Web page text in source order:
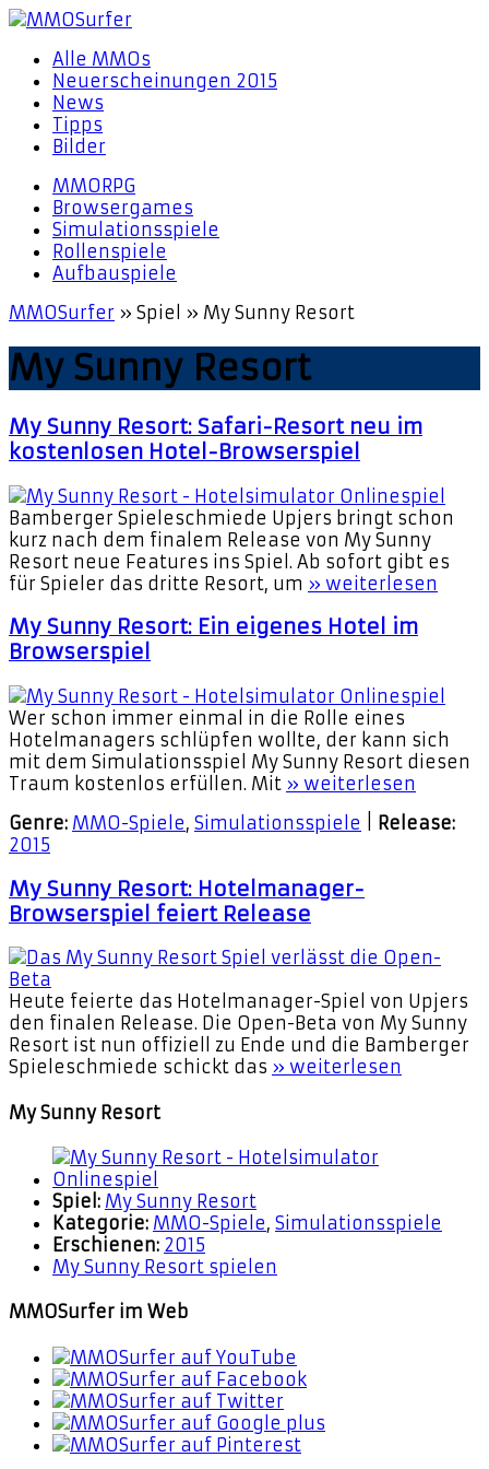
Alle MMOs
Neuerscheinungen 2015
News
Tipps
Bilder
MMORPG
Browsergames
Simulationsspiele
Rollenspiele
Aufbauspiele
MMOSurfer » Spiel » My Sunny Resort
My Sunny Resort
My Sunny Resort: Safari-Resort neu im
kostenlosen Hotel-Browserspiel
Bamberger Spieleschmiede Upjers bringt schon
kurz nach dem finalem Release von My Sunny
Resort neue Features ins Spiel. Ab sofort gibt es
für Spieler das dritte Resort, um » weiterlesen
My Sunny Resort: Ein eigenes Hotel im
Browserspiel
Wer schon immer einmal in die Rolle eines
Hotelmanagers schlüpfen wollte, der kann sich
mit dem Simulationsspiel My Sunny Resort diesen
Traum kostenlos erfüllen. Mit » weiterlesen
Genre: MMO-Spiele, Simulationsspiele
Release:
2015
My Sunny Resort: Hotelmanager-
Browserspiel feiert Release
Heute feierte das Hotelmanager-Spiel von Upjers
den finalen Release. Die Open-Beta von My Sunny
Resort ist nun offiziell zu Ende und die Bamberger
Spieleschmiede schickt das » weiterlesen
My Sunny Resort
Spiel: My Sunny Resort
Kategorie: MMO-Spiele, Simulationsspiele
Erschienen: 2015
My Sunny Resort spielen
MMOSurfer im Web